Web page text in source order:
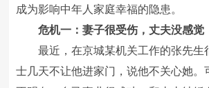
成为影响中年人家庭幸福的隐患。
危机一：妻子很受伤，丈夫没感觉
最近，在京城某机关工作的张先生
士几天不让他进家门，说他不关心她。